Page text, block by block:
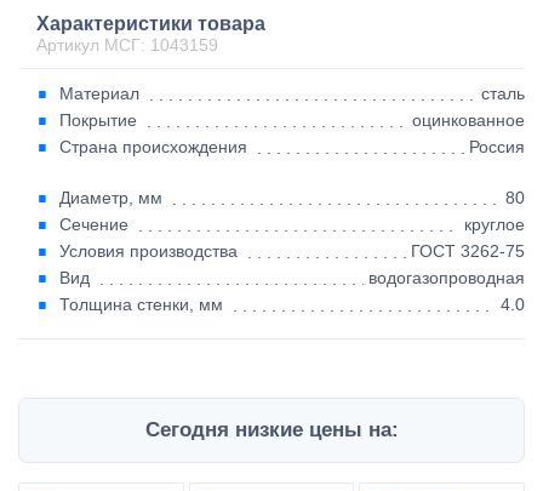
Характеристики товара
Артикул МСГ: 1043159
Материал
сталь
Покрытие
оцинкованное
Страна происхождения
Россия
Диаметр, мм
80
Сечение
круглое
Условия производства
ГОСТ 3262-75
Вид
водогазопроводная
Толщина стенки, мм
4.0
Сегодня низкие цены на: